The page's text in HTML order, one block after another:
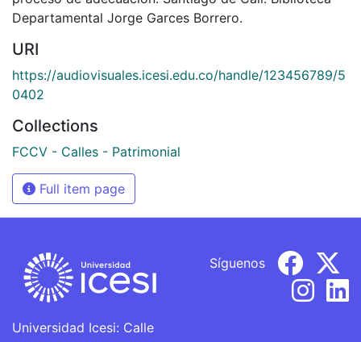
Departamental Jorge Garces Borrero.
URI
https://audiovisuales.icesi.edu.co/handle/123456789/5
0402
Collections
FCCV - Calles - Patrimonial
Full item page
Universidad Icesi: Calle
Síguenos